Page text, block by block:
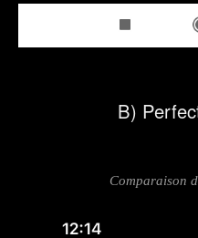
B)
Comparaison